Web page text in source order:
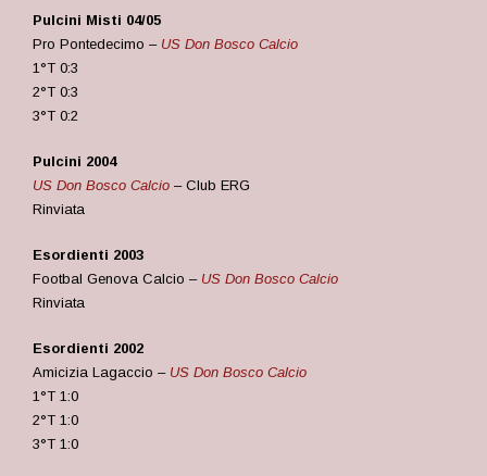
Pulcini Misti 04/05
Pro Pontedecimo – US Don Bosco Calcio
1°T 0:3
2°T 0:3
3°T 0:2
Pulcini 2004
US Don Bosco Calcio – Club ERG
Rinviata
Esordienti 2003
Footbal Genova Calcio – US Don Bosco Calcio
Rinviata
Esordienti 2002
Amicizia Lagaccio – US Don Bosco Calcio
1°T 1:0
2°T 1:0
3°T 1:0